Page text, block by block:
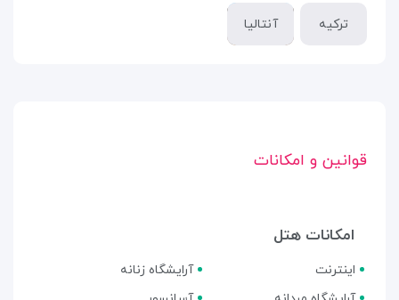
ترکیه آنتالیا
قوانین و امکانات
امکانات هتل
اینترنت
آرایشگاه زنانه